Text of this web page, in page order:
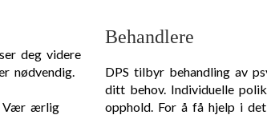
deg videre
nødvendig.
Vær ærlig
Behandlere
DPS tilbyr behandling av
ditt behov. Individuelle
opphold. For å få hjelp i